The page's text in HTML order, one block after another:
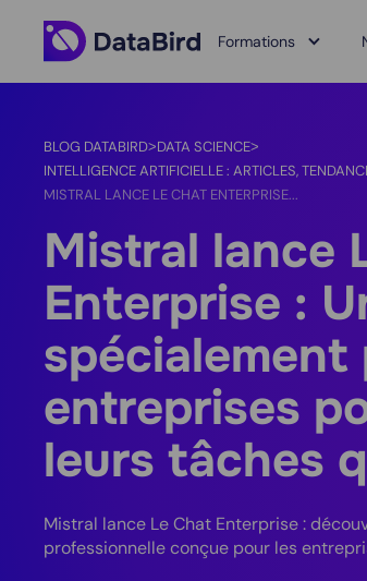
Formations
BLOG DATABIRD>DATA SCIENCE>
INTELLIGENCE ARTIFICIELLE : ARTICLES,
MISTRAL LANCE LE CHAT ENTERPRISE...
Mistral lance
Enterprise :
spécialement
entreprises
leurs tâches
Mistral lance Le Chat Enterprise :
professionnelle conçue pour les